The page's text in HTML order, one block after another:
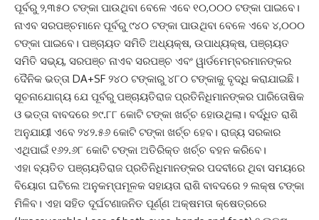
ପୂର୍ବରୁ ୨,୩୫୦ ଟଙ୍କା ପାଉଥିବା ବେଳେ ଏବେ ୧୦,୦୦୦ ଟଙ୍କା ପାଇବେ।
ନାଏବ ସରପଞ୍ଚମାନେ ପୂର୍ବରୁ ୯୪୦ ଟଙ୍କା ପାଉଥିବା ବେଳେ ଏବେ ୪,୦୦୦
ଟଙ୍କା ପାଇବେ। ପଞ୍ଚାୟତ ସମିତି ଅଧ୍ୟକ୍ଷ, ଉପାଧ୍ୟକ୍ଷ, ପଞ୍ଚାୟତ
ସମିତି ସଭ୍ୟ, ସରପଞ୍ଚ ନାଏବ ସରପଞ୍ଚ ଏବଂ ୱାର୍ଡମେମ୍ବରମାନଙ୍କର
ଦୈନିକ ଭତ୍ତା DA+SF ୨୪୦ ଟଙ୍କାରୁ ୪୮୦ ଟଙ୍କାକୁ ବୃଦ୍ଧି କରାଯାଇଛି।
ସୂଚନାଯୋଗ୍ୟ ଯେ ପୂର୍ବରୁ ପଞ୍ଚାୟତିରାଜ ପ୍ରତିନିଧିମାନଙ୍କର ପାରିତୋଷିକ
ଓ ଭତ୍ତା ବାବଦରେ ୭୯.୮୮ କୋଟି ଟଙ୍କା ଖର୍ଚ୍ଚ ହୋଉଥିଲା। ବର୍ଦ୍ଧିତ ରାଶି
ଅନୁଯାୟୀ ଏବେ ୨୪୨.୫୬ କୋଟି ଟଙ୍କା ଖର୍ଚ୍ଚ ହେବ। ରାଜ୍ୟ ସରକାର
ଏଥିପାଇଁ ୧୬୨.୬୮ କୋଟି ଟଙ୍କା ଅତିରିକ୍ତ ଖର୍ଚ୍ଚ ବହନ କରିବେ।
ଏହା ବ୍ୟତିତ ପଞ୍ଚାୟତିରାଜ ପ୍ରତିନିଧିମାନଙ୍କର ପଦବୀରେ ଥିବା ସମୟରେ
ବିୟୋଗ ଘଟିଲେ ଅନୁକମ୍ପମୂଳକ ସହାୟତା ରାଶି ବାବଦରେ ୨ ଲକ୍ଷ ଟଙ୍କା
ମିଳିବ। ଏହା ସହିତ ଦୂର୍ଘଟଣାଜନିତ ପୂର୍ଣ୍ଣ ଅକ୍ଷମତା କ୍ଷେତ୍ରରେ